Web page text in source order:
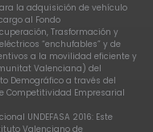
la adquisición de vehículo
al Fondo
Trasformación y
“enchufables” y de
a la movilidad eficiente y
Valenciana) del
Demográfico a través del
Competitividad Empresarial
UNDEFASA 2016: Este
Valenciano de